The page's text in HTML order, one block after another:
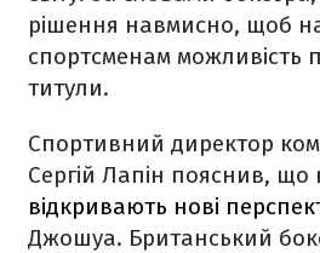
рішення навмисно, щоб
спортсменам можливість
титули.
Спортивний директор
Сергій Лапін пояснив, що
відкривають нові
Джошуа. Британський